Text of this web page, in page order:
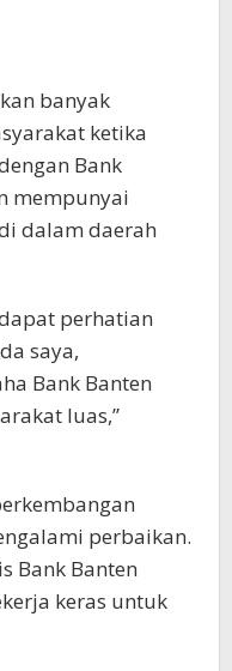
banyak
ketika
Bank
mempunyai
dalam daerah
perhatian
saya,
Bank Banten
luas,”
perbaikan.
Bank Banten
keras untuk